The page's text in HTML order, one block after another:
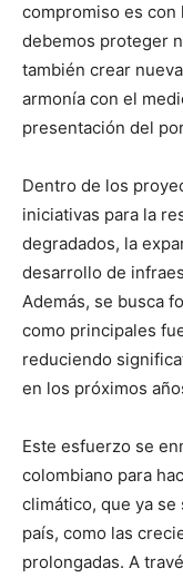
compromiso es con
debemos proteger
también crear
armonía con el
presentación del
Dentro de los
iniciativas para la
degradados, la
desarrollo de
Además, se busca
como principales
reduciendo
en los próximos
Este esfuerzo se
colombiano para
climático, que ya
país, como las
prolongadas. A